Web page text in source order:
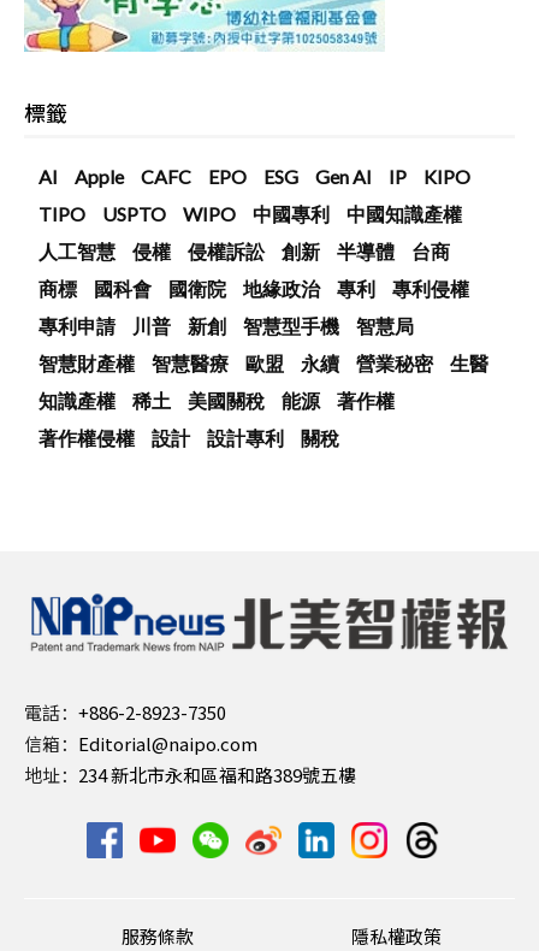
標籤
AI Apple CAFC EPO ESG Gen AI IP
KIPO
TIPO
USPTO WIPO 中國專利
中國知識產權
人工智慧
侵權 侵權訴訟 創新 半導體
台商
商標
國科會 國衛院 地緣政治 專利
專利侵權
專利申請
川普 新創 智慧型手機
智慧局
智慧財產權
智慧醫療 歐盟 永續 營業秘密
生醫
知識產權
稀土 美國關稅 能源
著作權
著作權侵權
設計 設計專利 關稅
電話： +886-2-8923-7350
信箱： Editorial@naipo.com
地址： 234 新北市永和區福和路389號五樓
服務條款 隱私權政策